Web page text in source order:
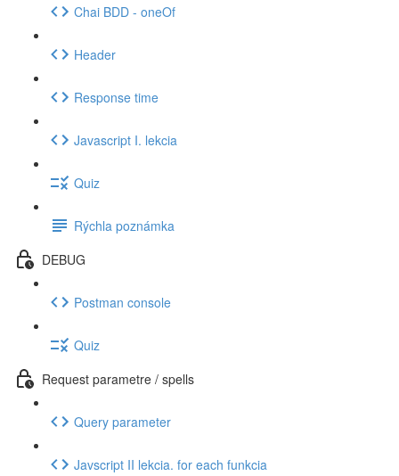
Chai BDD - oneOf
Header
Response time
Javascript I. lekcia
Quiz
Rýchla poznámka
DEBUG
Postman console
Quiz
Request parametre / spells
Query parameter
Javscript II lekcia. for each funkcia